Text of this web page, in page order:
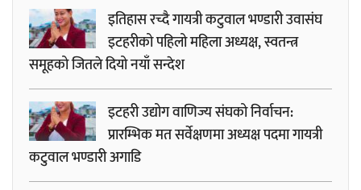
इतिहास रच्दै गायत्री कटुवाल भण्डारी उवासंघ
इटहरीको पहिलो महिला अध्यक्ष, स्वतन्त्र
समूहको जितले दियो नयाँ सन्देश
इटहरी उद्योग वाणिज्य संघको निर्वाचन:
प्रारम्भिक मत सर्वेक्षणमा अध्यक्ष पदमा गायत्री
कटुवाल भण्डारी अगाडि